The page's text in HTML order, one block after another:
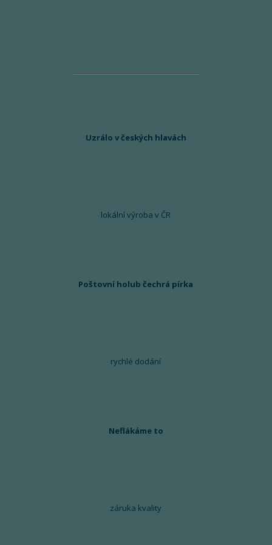
Uzrálo v českých hlavách
lokální výroba v ČR
Poštovní holub čechrá pírka
rychlé dodání
Neflákáme to
záruka kvality